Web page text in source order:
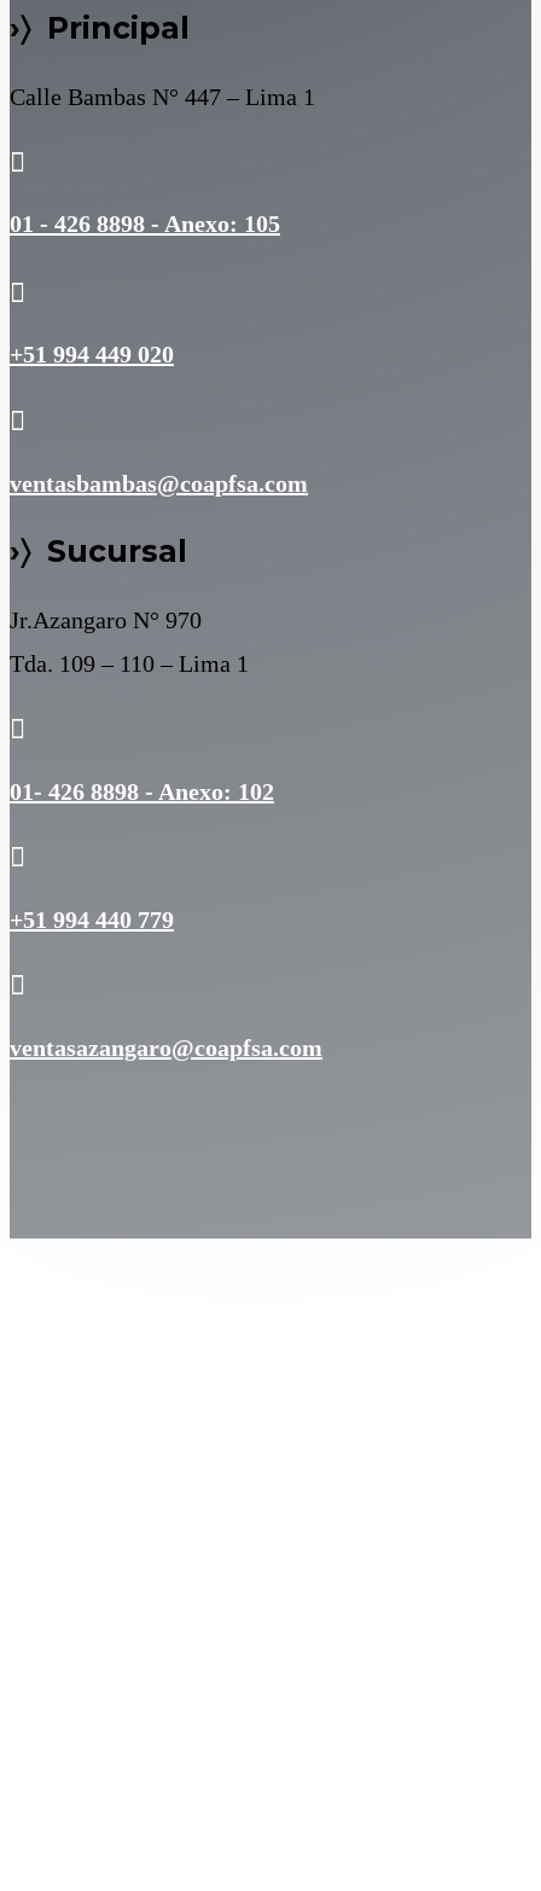
›〉 Principal
Calle Bambas N° 447 – Lima 1

01 - 426 8898 - Anexo: 105

+51 994 449 020

ventasbambas@coapfsa.com
›〉 Sucursal
Jr.Azangaro N° 970
Tda. 109 – 110 – Lima 1

01- 426 8898 - Anexo: 102

+51 994 440 779

ventasazangaro@coapfsa.com